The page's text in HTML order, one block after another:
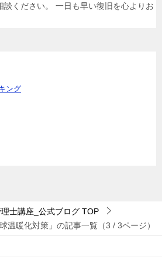
談ください。 一日も早い復旧を心よりお
ング
士講座_公式ブログ TOP
球温暖化対策」の記事一覧（3 / 3ページ）